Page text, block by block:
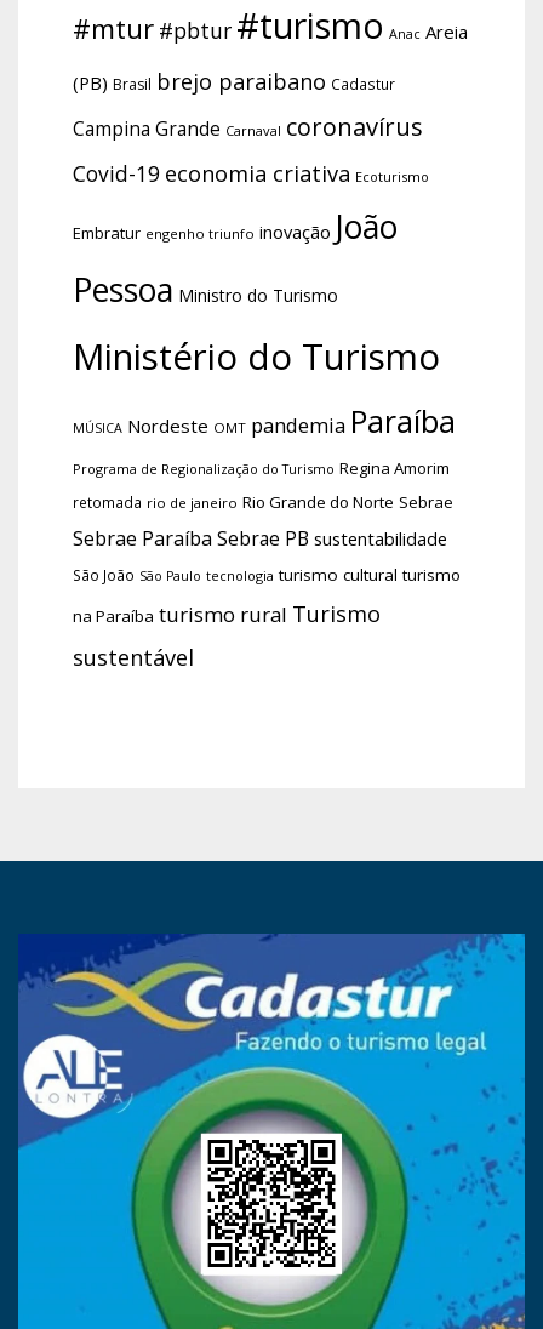
#mtur #pbtur #turismo Anac Areia
(PB) Brasil brejo paraibano Cadastur
Campina Grande Carnaval coronavírus
Covid-19 economia criativa Ecoturismo
Embratur engenho triunfo inovação João
Pessoa Ministro do Turismo
Ministério do Turismo
MÚSICA Nordeste OMT pandemia Paraíba
Programa de Regionalização do Turismo Regina Amorim
retomada rio de janeiro Rio Grande do Norte Sebrae
Sebrae Paraíba Sebrae PB sustentabilidade
São João São Paulo tecnologia turismo cultural turismo
na Paraíba turismo rural Turismo
sustentável